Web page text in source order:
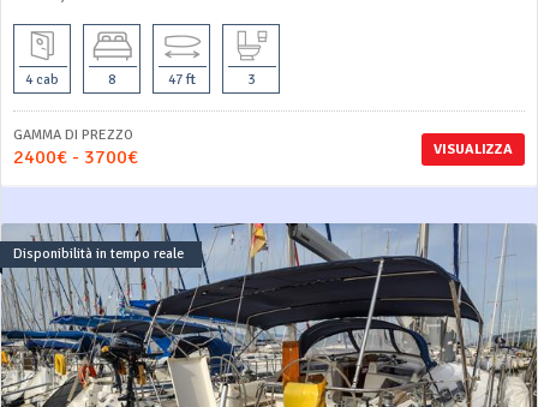
4 cab 8 47 ft 3
VISUALIZZA
GAMMA DI PREZZO
2400€ - 3700€
Disponibilità in tempo reale